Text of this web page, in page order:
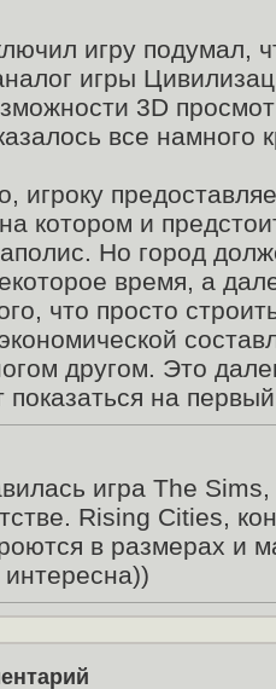
игру подумал,
игры
3D
все намного
игроку
котором и
Но город
время, а
что просто
другом. Это
показаться на
игра The
Rising Cities,
в размерах и